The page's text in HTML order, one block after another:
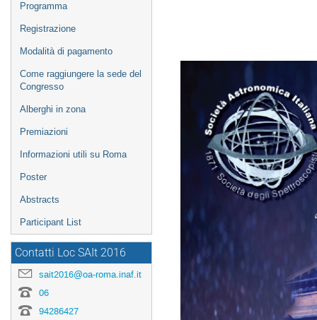
Programma
Registrazione
Modalità di pagamento
Come raggiungere la sede del
Congresso
Alberghi in zona
Premiazioni
Informazioni utili su Roma
Poster
Abstracts
Participant List
Contatti Loc SAIt 2016
sait2016@oa-roma.inaf.it
06
94286427